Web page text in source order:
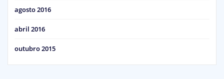
agosto 2016
abril 2016
outubro 2015